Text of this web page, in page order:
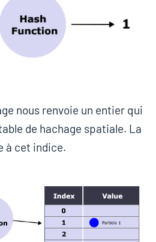
nous renvoie un entier qui
de hachage spatiale. La
à cet indice.